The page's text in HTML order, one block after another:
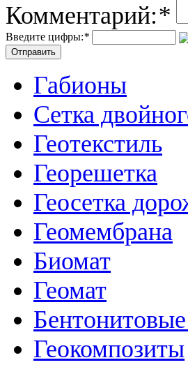
Комментарий:*
Введите цифры:*
Габионы
Сетка
Геотекстиль
Георешетка
Геосетка
Геомембрана
Биомат
Геомат
Геокомпозиты